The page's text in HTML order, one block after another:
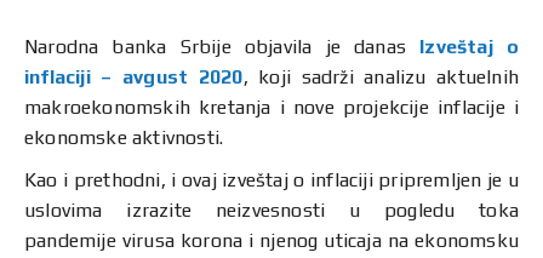
Narodna banka Srbije objavila je danas Izveštaj o
inflaciji – avgust 2020, koji sadrži analizu aktuelnih
makroekonomskih kretanja i nove projekcije inflacije i
ekonomske aktivnosti.
Kao i prethodni, i ovaj izveštaj o inflaciji pripremljen je u
uslovima izrazite neizvesnosti u pogledu toka
pandemije virusa korona i njenog uticaja na ekonomsku